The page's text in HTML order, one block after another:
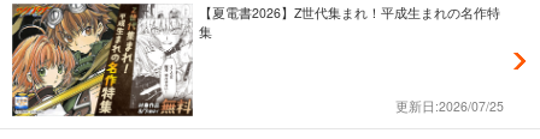
【夏電書2026】Z世代集まれ！平成生まれの名作特
集
更新日:2026/07/25